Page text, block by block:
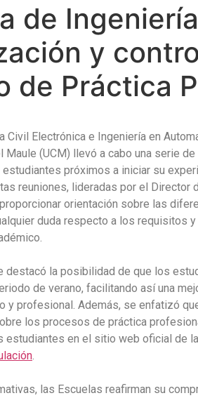
de
y
de Práctica
Civil Electrónica e Ingeniería en
Maule (UCM) llevó a cabo una serie de
próximos a iniciar su
reuniones, lideradas por el Director
orientación sobre las
duda respecto a los requisitos
destacó la posibilidad de que los
de verano, facilitando así una
y profesional. Además, se enfatizó
los procesos de práctica
estudiantes en el sitio web oficial de
las Escuelas reafirman su